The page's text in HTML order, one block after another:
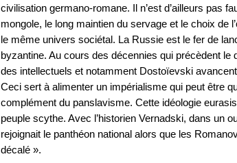
civilisation germano-romane. Il n’est d’ailleurs pas
mongole, le long maintien du servage et le choix de
le même univers sociétal. La Russie est le fer de
byzantine. Au cours des décennies qui précèdent le
des intellectuels et notamment Dostoïevski
Ceci sert à alimenter un impérialisme qui peut être
complément du panslavisme. Cette idéologie
peuple scythe. Avec l’historien Vernadski, dans un
rejoignait le panthéon national alors que les
décalé ».